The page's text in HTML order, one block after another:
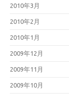
2010年3月
2010年2月
2010年1月
2009年12月
2009年11月
2009年10月